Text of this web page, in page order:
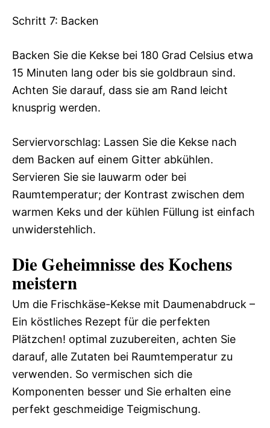
Schritt 7: Backen
Backen Sie die Kekse bei 180 Grad Celsius etwa
15 Minuten lang oder bis sie goldbraun sind.
Achten Sie darauf, dass sie am Rand leicht
knusprig werden.
Serviervorschlag: Lassen Sie die Kekse nach
dem Backen auf einem Gitter abkühlen.
Servieren Sie sie lauwarm oder bei
Raumtemperatur; der Kontrast zwischen dem
warmen Keks und der kühlen Füllung ist einfach
unwiderstehlich.
Die Geheimnisse des Kochens
meistern
Um die Frischkäse-Kekse mit Daumenabdruck –
Ein köstliches Rezept für die perfekten
Plätzchen! optimal zuzubereiten, achten Sie
darauf, alle Zutaten bei Raumtemperatur zu
verwenden. So vermischen sich die
Komponenten besser und Sie erhalten eine
perfekt geschmeidige Teigmischung.